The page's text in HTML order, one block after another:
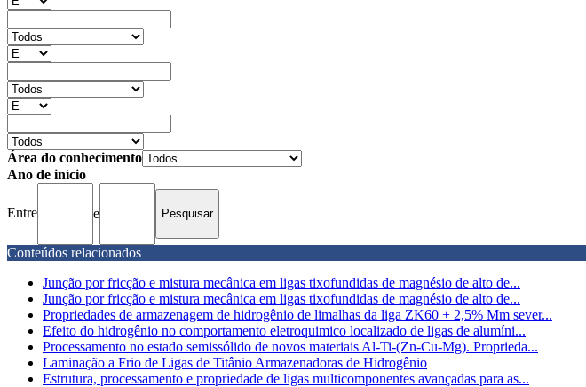
Área do conhecimento
Ano de início
Entre e
Conteúdos relacionados
Junção por fricção e mistura mecânica em ligas tixofundidas de magnésio de alto de...
Junção por fricção e mistura mecânica em ligas tixofundidas de magnésio de alto de...
Propriedades de armazenagem de hidrogênio de limalhas da liga ZK60 + 2,5% Mm sever...
Efeito do hidrogênio no comportamento eletroquimico localizado de ligas de alumíni...
Processamento no estado semissólido de novos materiais Al-Ti-(Zn-Cu-Mg). Proprieda...
Laminação a Frio de Ligas de Titânio Armazenadoras de Hidrogênio
Estrutura, processamento e propriedade de ligas multicomponentes avançadas para as...